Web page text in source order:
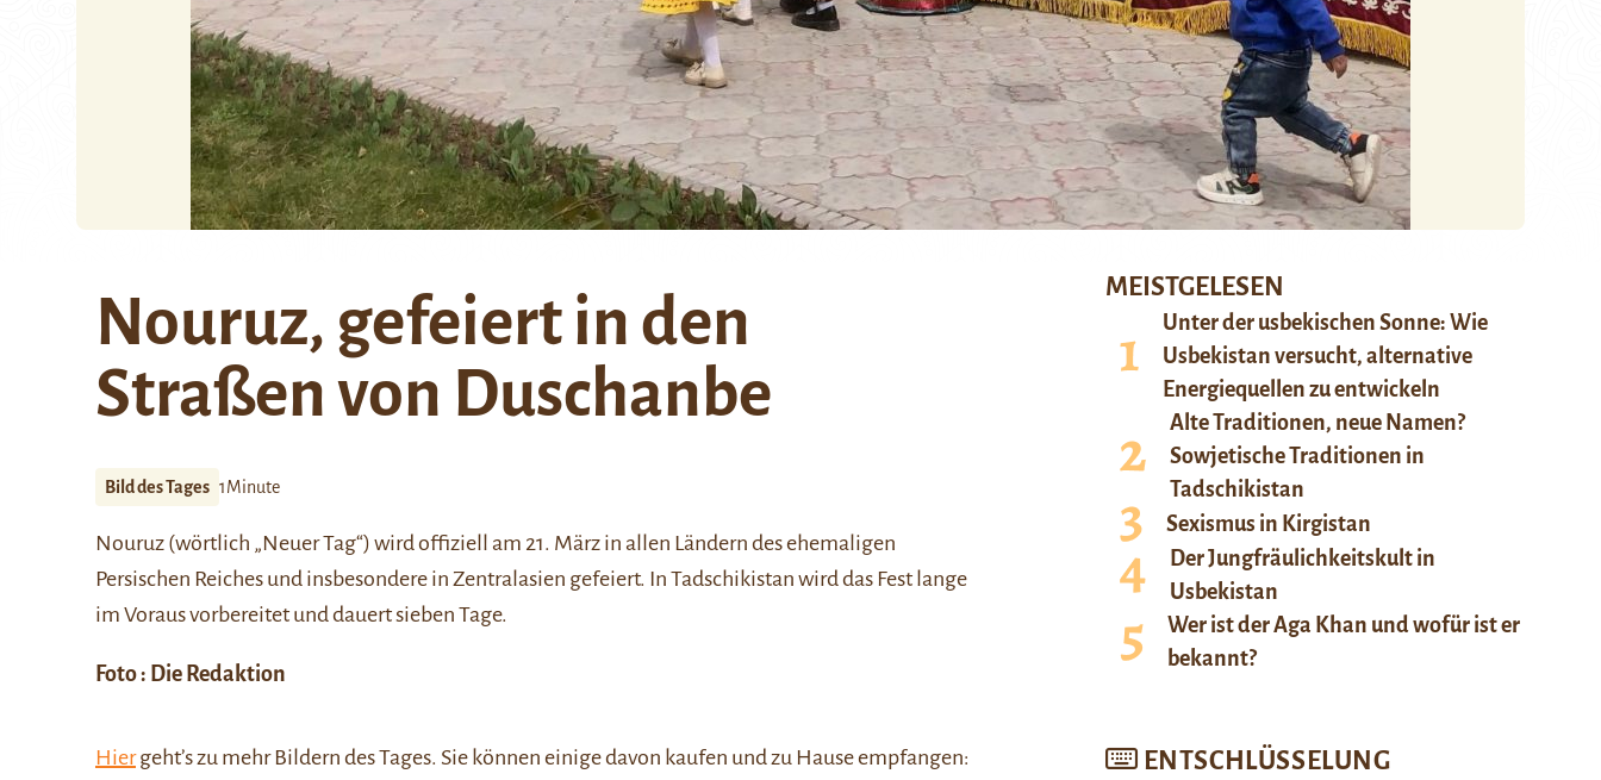
Nouruz, gefeiert in den
Straßen von Duschanbe
Bild des Tages 1Minute
Nouruz (wörtlich „Neuer Tag“) wird offiziell am 21. März in allen Ländern des ehemaligen
Persischen Reiches und insbesondere in Zentralasien gefeiert. In Tadschikistan wird das Fest lange
im Voraus vorbereitet und dauert sieben Tage.
Foto : Die Redaktion
Hiergeht’s zu mehr Bildern des Tages. Sie können einige davon kaufen und zu Hause empfangen:
MEISTGELESEN
Unter der usbekischen Sonne: Wie
Usbekistan versucht, alternative
Energiequellen zu entwickeln
Alte Traditionen, neue Namen?
Sowjetische Traditionen in
Tadschikistan
Sexismus in Kirgistan
Der Jungfräulichkeitskult in
Usbekistan
Wer ist der Aga Khan und wofür ist er
bekannt?
ENTSCHLÜSSELUNG